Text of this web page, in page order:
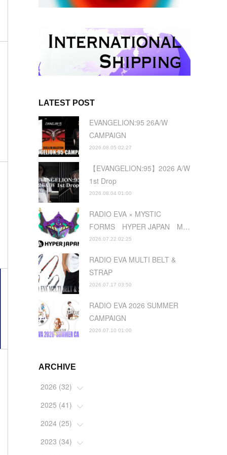
LATEST POST
EVANGELION:95 26A/W
CAMPAIGN
2026.08.05 02:27
【EVANGELION:95】2026 A/W
1st Drop
2026.08.04 01:00
RADIO EVA × MYSTIC
FORMS HYPER JAPAN M…
2026.07.22 02:25
RADIO EVA MULTI BELT &
STRAP
2026.07.17 03:50
RADIO EVA 2026 SUMMER
CAMPAIGN
2026.07.10 01:00
ARCHIVE
2026 (32)
(2)
(4)
(2)
2025 (41)
(5)
(4)
2024 (25)
(1)
2023 (34)